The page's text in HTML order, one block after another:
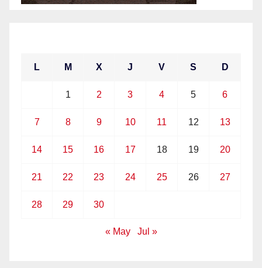
L M X J V S D
1 2 3 4 5 6
7 8 9 10 11 12 13
14 15 16 17 18 19 20
21 22 23 24 25 26 27
28 29 30
« May Jul »